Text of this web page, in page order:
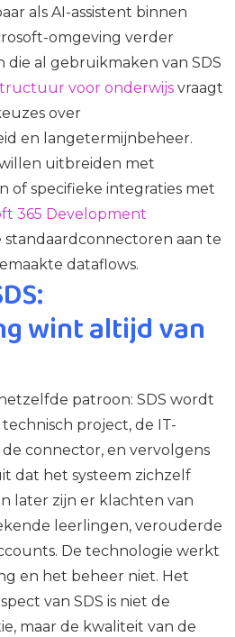
als AI-assistent binnen
omgeving verder
al gebruikmaken van SDS
voor onderwijs vraagt
over
en langetermijnbeheer.
uitbreiden met
of specifieke integraties met
365 Development
aan te
dataflows.
wint altijd van
patroon: SDS wordt
project, de IT-
connector, en vervolgens
dat het systeem zichzelf
later zijn er klachten van
leerlingen, verouderde
De technologie werkt
en het beheer niet. Het
van SDS is niet de
maar de kwaliteit van de